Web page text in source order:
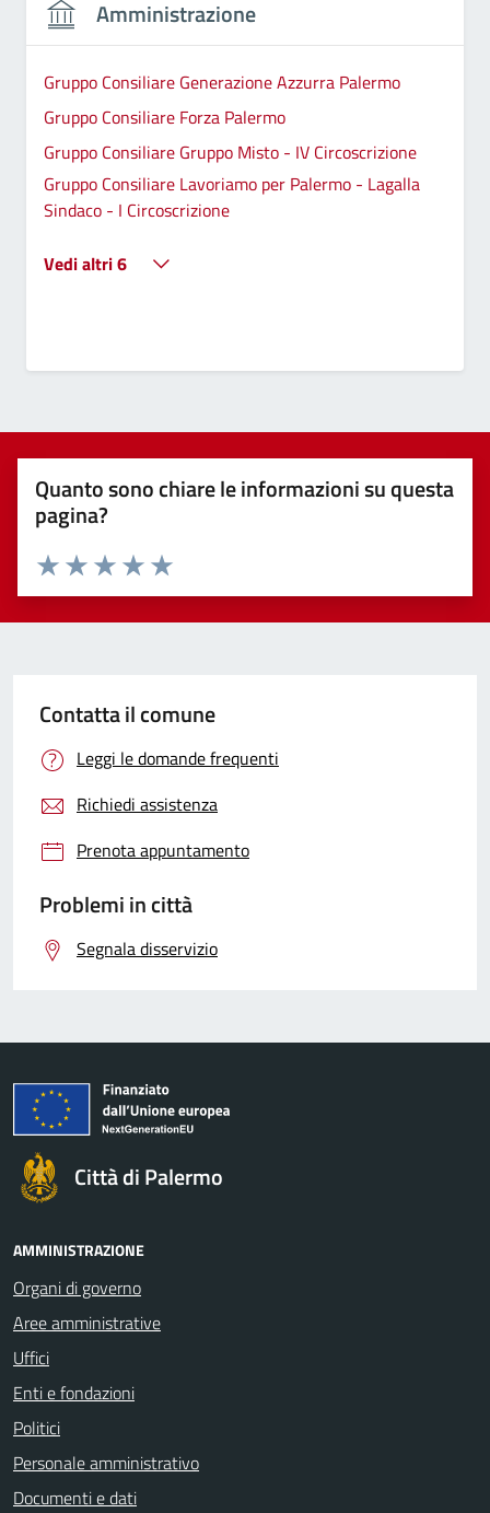
Amministrazione
Gruppo Consiliare Generazione Azzurra Palermo
Gruppo Consiliare Forza Palermo
Gruppo Consiliare Gruppo Misto - IV Circoscrizione
Gruppo Consiliare Lavoriamo per Palermo - Lagalla
Sindaco - I Circoscrizione
Vedi altri 6
Quanto sono chiare le informazioni su questa
pagina?
Valuta 5 stelle su 5
Valuta 4 stelle su 5
Valuta 3 stelle su 5
Valuta 2 stelle su 5
Valuta 1 stelle su 5
Contatta il comune
Leggi le domande frequenti
Richiedi assistenza
Prenota appuntamento
Problemi in città
Segnala disservizio
Città di Palermo
AMMINISTRAZIONE
Organi di governo
Aree amministrative
Uffici
Enti e fondazioni
Politici
Personale amministrativo
Documenti e dati